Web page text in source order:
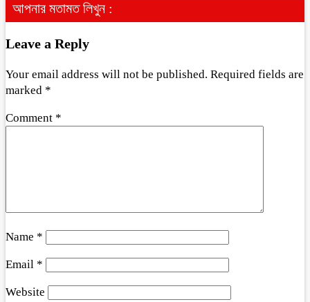
আপনার মতামত লিখুন :
Leave a Reply
Your email address will not be published. Required fields are
marked *
Comment *
Name *
Email *
Website